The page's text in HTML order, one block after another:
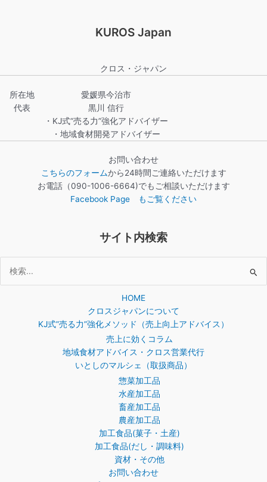
KUROS Japan
クロス・ジャパン
所在地
代表
愛媛県今治市
黒川 信行
・KJ式“売る力”強化アドバイザー
・地域食材開発アドバイザー
お問い合わせ
こちらのフォームから24時間ご連絡いただけます
お電話（090-1006-6664)でもご相談いただけます
Facebook Page もご覧ください
サイト内検索
索
HOME
クロスジャパンについて
KJ式”売る力”強化メソッド（売上向上アドバイス）
売上に効くコラム
地域食材アドバイス・クロス営業代行
いとしのマルシェ（取扱商品）
惣菜加工品
水産加工品
畜産加工品
農産加工品
加工食品(菓子・土産)
加工食品(だし・調味料)
資材・その他
お問い合わせ